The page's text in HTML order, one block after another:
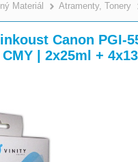
Materiál >
Atramenty, Tonery
Canon PGI-
| 2x25ml +